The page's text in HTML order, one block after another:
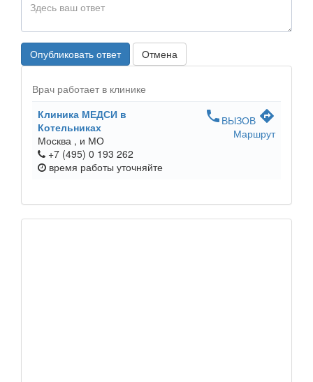
Опубликовать ответ Отмена
Врач работает в клинике
Клиника МЕДСИ в
Котельниках
Москва , и МО
+7 (495) 0 193 262
время работы уточняйте
phone ВЫЗОВ directions
Маршрут